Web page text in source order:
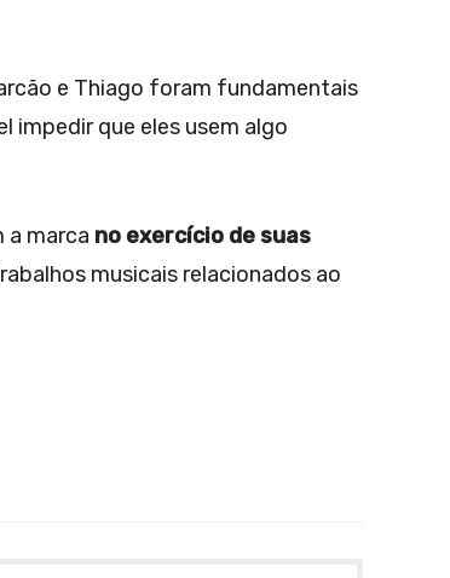
e Thiago foram fundamentais
impedir que eles usem algo
a marca no exercício de suas
musicais relacionados ao